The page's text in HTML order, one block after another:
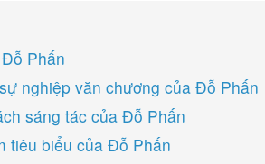
Phấn
nghiệp văn chương của Đỗ Phấn
sáng tác của Đỗ Phấn
tiêu biểu của Đỗ Phấn